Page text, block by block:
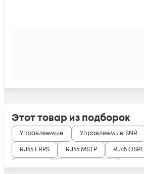
Этот товар из подборок
Управляемые Управляемые SNR
RJ45 ERPS
RJ45 MSTP RJ45 OSPF
RJ45 STP
SFP Коммутатор